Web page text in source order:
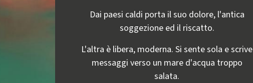
Dai paesi caldi porta il suo dolore, l'antica
soggezione ed il riscatto.
L'altra è libera, moderna. Si sente sola e scrive
messaggi verso un mare d'acqua troppo
salata.